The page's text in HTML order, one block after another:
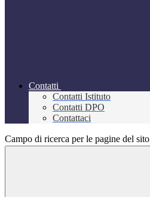
Contatti
Contatti Istituto
Contatti DPO
Contattaci
Campo di ricerca per le pagine del sito